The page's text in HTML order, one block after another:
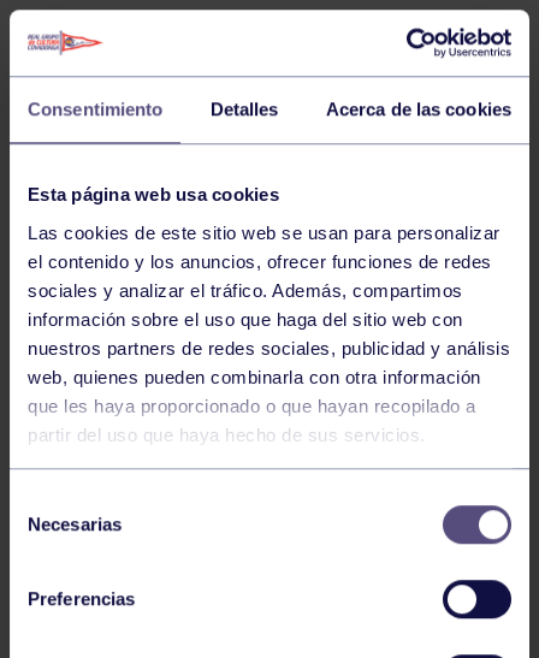
Consentimiento Detalles Acerca de las cookies
Esta página web usa cookies
Las cookies de este sitio web se usan para personalizar
el contenido y los anuncios, ofrecer funciones de redes
sociales y analizar el tráfico. Además, compartimos
información sobre el uso que haga del sitio web con
nuestros partners de redes sociales, publicidad y análisis
web, quienes pueden combinarla con otra información
que les haya proporcionado o que hayan recopilado a
partir del uso que haya hecho de sus servicios.
Necesarias
Preferencias
Comparte
NOTICIAS RELACIONADAS
Pádel 29 Jul 2026